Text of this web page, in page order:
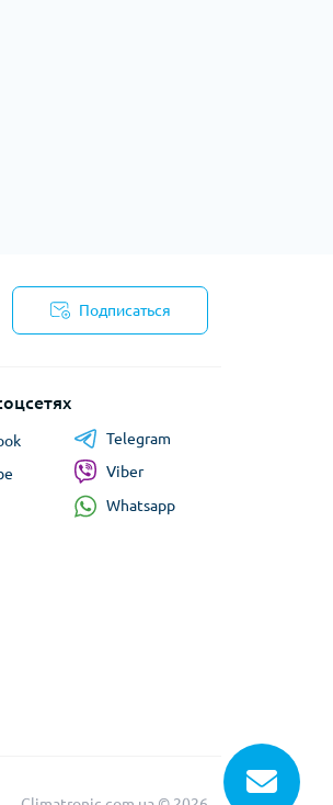
Подписаться
Telegram
Viber
Whatsapp